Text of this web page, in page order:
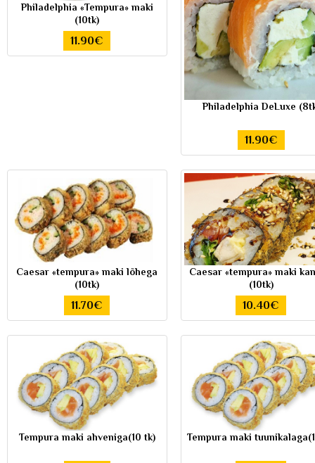
Philadelphia «Tempura» maki
(10tk)
11.90€
Philadelphia DeLuxe
11.90€
Caesar «tempura» maki lõhega
(10tk)
11.70€
Caesar «tempura» maki
(10tk)
10.40€
Tempura maki ahveniga(10 tk) Tempura maki